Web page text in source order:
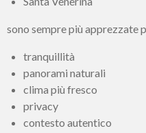
sono sempre più apprezzate
tranquillità
panorami naturali
clima più fresco
privacy
contesto autentico